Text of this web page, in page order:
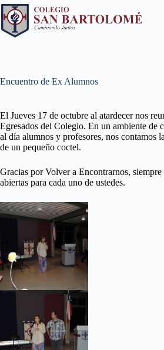
Encuentro de Ex Alumnos
El Jueves 17 de octubre al atardecer nos
Egresados del Colegio. En un ambiente de
al día alumnos y profesores, nos contamos
de un pequeño coctel.
Gracias por Volver a Encontrarnos, siempre
abiertas para cada uno de ustedes.